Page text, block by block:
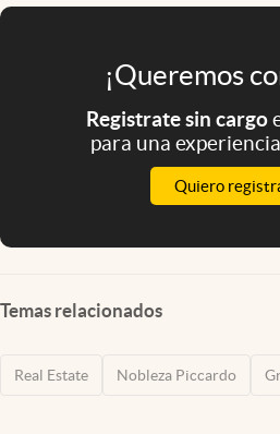
¡Queremos
Registrate sin cargo
para una
Quiero
Temas relacionados
Real Estate Nobleza Piccardo